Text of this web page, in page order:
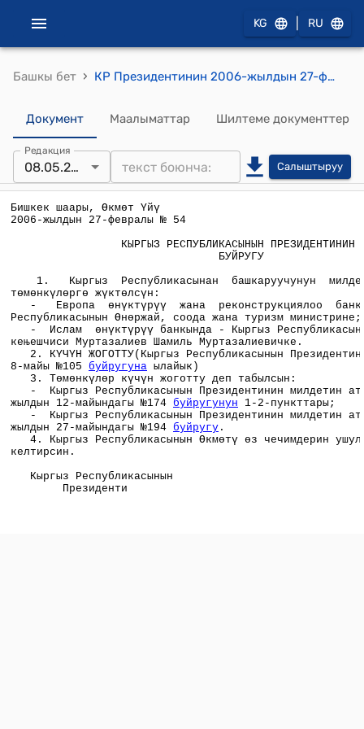
KG RU
Башкы бет › КР Президентинин 2006-жылдын 27-февралындагы РП №54 буйругу
Документ Маалыматтар Шилтеме документтер
Редакция
08.05.2007 Салыштыруу